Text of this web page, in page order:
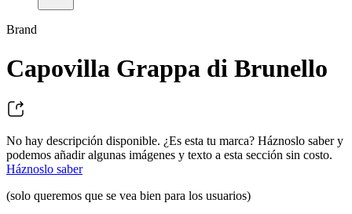
Brand
Capovilla Grappa di Brunello
No hay descripción disponible. ¿Es esta tu marca? Háznoslo saber y
podemos añadir algunas imágenes y texto a esta sección sin costo.
Háznoslo saber
(solo queremos que se vea bien para los usuarios)